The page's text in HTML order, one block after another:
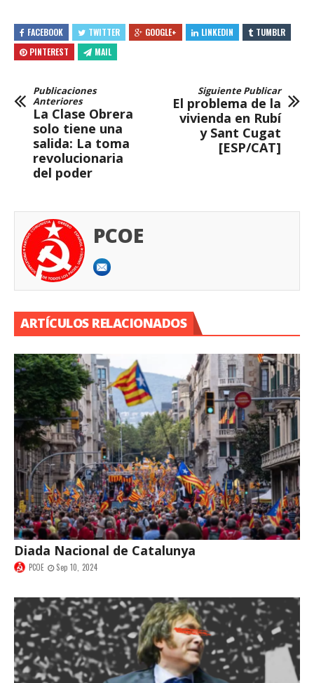
FACEBOOK TWITTER GOOGLE+ LINKEDIN
TUMBLR
PINTEREST
MAIL
Publicaciones
Anteriores
La Clase Obrera
solo tiene una
salida: La toma
revolucionaria
del poder
Siguiente Publicar
El problema de la
vivienda en Rubí
y Sant Cugat
[ESP/CAT]
PCOE
ARTÍCULOS RELACIONADOS
Diada Nacional de Catalunya
PCOE Sep 10, 2024